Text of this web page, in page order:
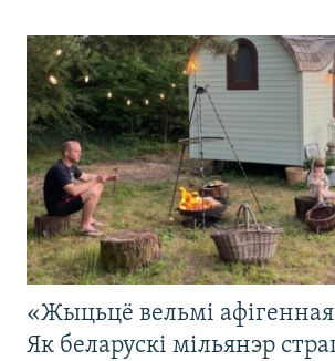
«Жыцьцё вельмі
Як беларускі мільянэр